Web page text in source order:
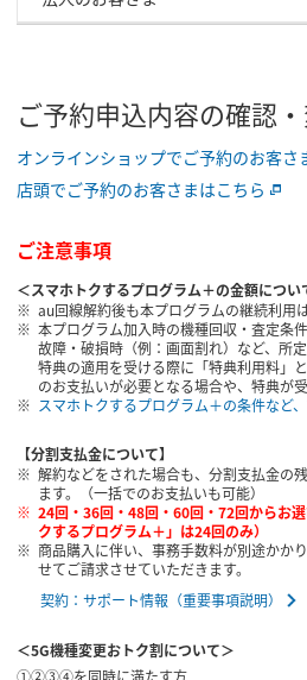
ご予約申込内容の確認
オンラインショップでご予約のお客さ
店頭でご予約のお客さまはこちら
ご注意事項
＜スマホトクするプログラム＋の金額につい
au回線解約後も本プログラムの継続利用は
本プログラム加入時の機種回収・査定条
故障・破損時（例：画面割れ）など、所
特典の適用を受ける際に「特典利用料」
のお支払いが必要となる場合や、特典が
スマホトクするプログラム＋の条件など
【分割支払金について】
解約などをされた場合も、分割支払金の
ます。（一括でのお支払いも可能）
24回・36回・48回・60回・72回からお
クするプログラム＋」は24回のみ）
商品購入に伴い、事務手数料が別途かか
せてご請求させていただきます。
契約：サポート情報（重要事項説明）
＜5G機種変更おトク割について＞
①②③④を同時に満たす方